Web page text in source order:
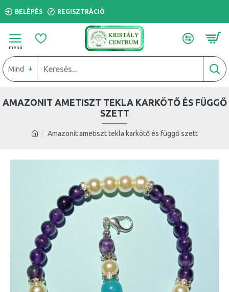
BELÉPÉS REGISZTRÁCIÓ
Mind
Amazonit ametiszt tekla karkötő és függő szett
AMAZONIT AMETISZT TEKLA KARKÖTŐ ÉS FÜGGŐ
SZETT